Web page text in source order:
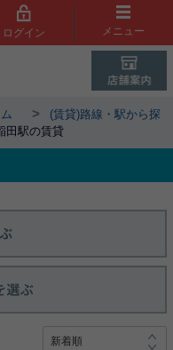
ログイン メニュー
>
(賃貸)路線・駅から探
田駅の賃貸